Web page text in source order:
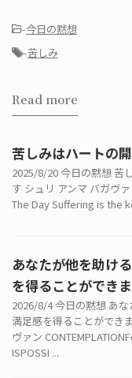
-今日の黙想
-苦しみ
Read more
苦しみはハートの
2025/8/20 今日の黙想 苦
す シュリ アンマ バガヴ
The Day Suffering is the
あなたが他を助け
を得ることができま
2026/8/4 今日の黙想 あな
満足感を得ることができ
ヴァン
ISPOSSI ...